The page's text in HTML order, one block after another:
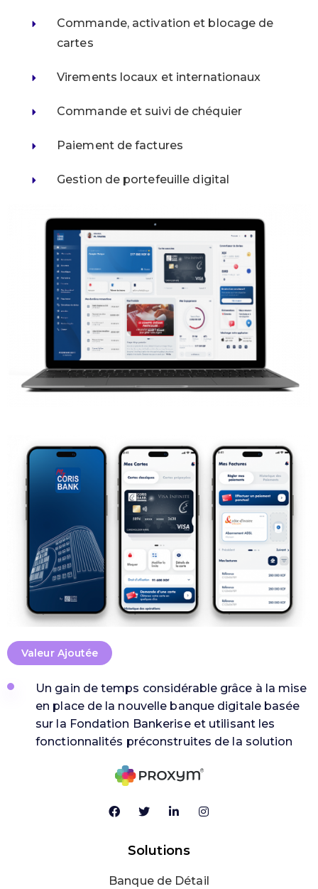
Commande, activation et blocage de
cartes​
Virements locaux et internationaux
Commande et suivi de chéquier​
Paiement de factures​
Gestion de portefeuille digital
Valeur Ajoutée
Un gain de temps considérable grâce à la mise
en place de la nouvelle banque digitale basée
sur la Fondation Bankerise et utilisant les
fonctionnalités préconstruites de la solution
Solutions
Banque de Détail